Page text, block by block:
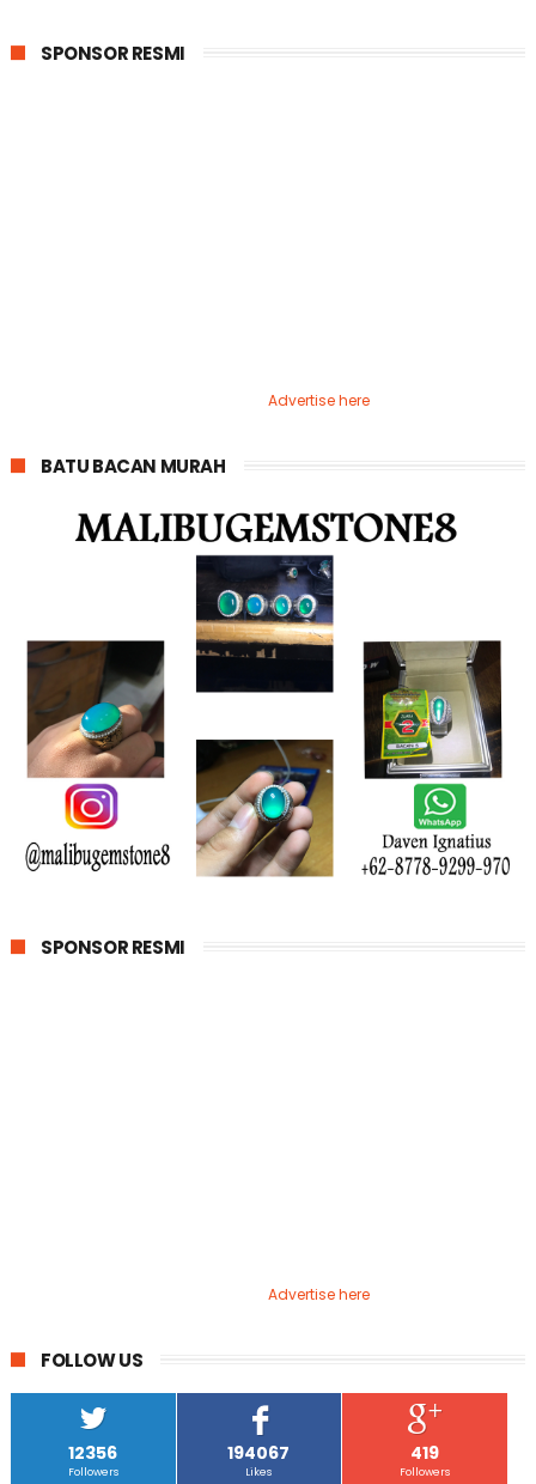
SPONSOR RESMI
Advertise here
BATU BACAN MURAH
SPONSOR RESMI
Advertise here
FOLLOW US
12356
Followers
194067
Likes
419
Followers